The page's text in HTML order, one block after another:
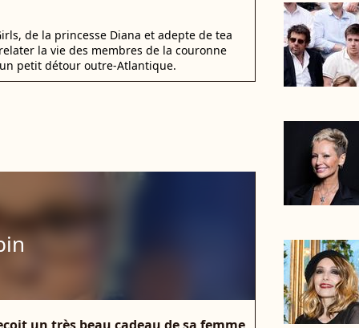
de la princesse Diana et adepte de tea
la vie des membres de la couronne
petit détour outre-Atlantique.